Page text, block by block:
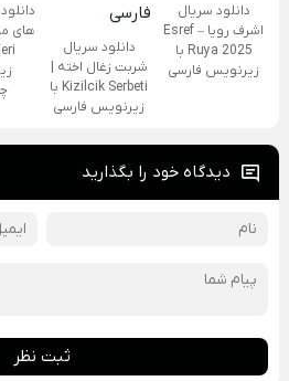
دانلود سریال
اشرف رویا – Esref
Ruya 2025 با
زیرنویس فارسی
دانلود سریال
شربت زغال اخته |
Kizilcik Serbeti با
زیرنویس فارسی
دیدگاه خود را بگذارید
ثبت نظر